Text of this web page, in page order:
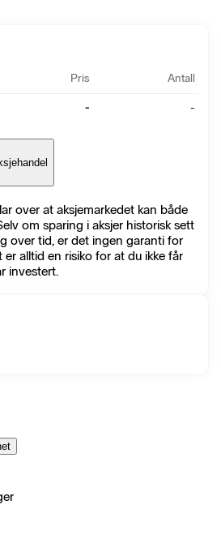
Pris Antall
- -
over at aksjemarkedet kan både
om sparing i aksjer historisk sett
over tid, er det ingen garanti for
alltid en risiko for at du ikke får
investert.